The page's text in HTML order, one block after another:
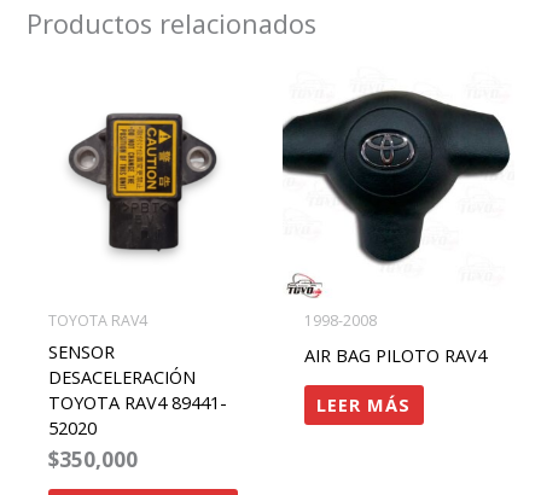
Productos relacionados
TOYOTA RAV4
SENSOR
DESACELERACIÓN
TOYOTA RAV4 89441-
52020
$350,000
1998-2008
AIR BAG PILOTO RAV4
LEER MÁS